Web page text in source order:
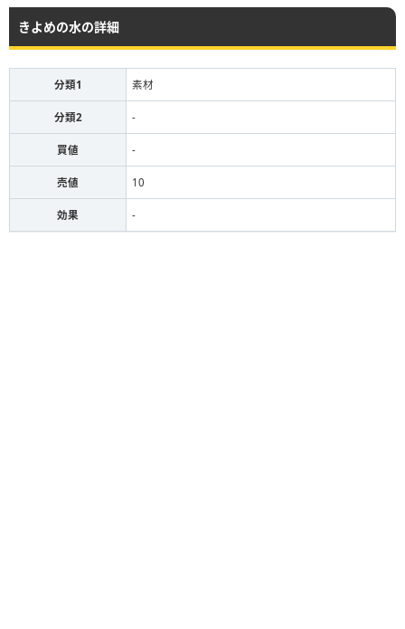
きよめの水の詳細
分類1 素材
分類2 -
買値 -
売値 10
効果 -